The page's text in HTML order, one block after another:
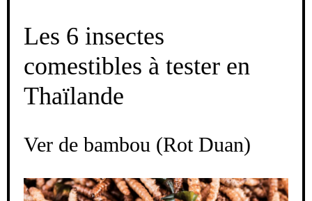
Les 6 insectes
comestibles à tester en
Thaïlande
Ver de bambou (Rot Duan)